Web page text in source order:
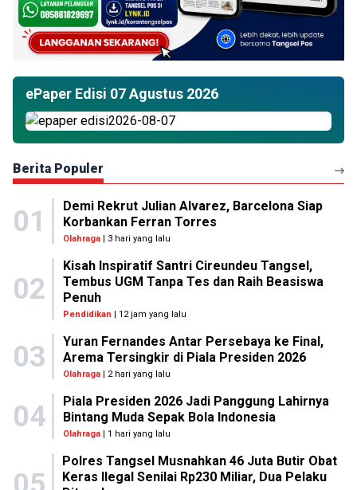
ePaper Edisi 07 Agustus 2026
Berita Populer
01
Demi Rekrut Julian Alvarez, Barcelona Siap
Korbankan Ferran Torres
Olahraga| 3 hari yang lalu
02
Kisah Inspiratif Santri Cireundeu Tangsel,
Tembus UGM Tanpa Tes dan Raih Beasiswa
Penuh
Pendidikan | 12 jam yang lalu
03
Yuran Fernandes Antar Persebaya ke Final,
Arema Tersingkir di Piala Presiden 2026
Olahraga| 2 hari yang lalu
04
Piala Presiden 2026 Jadi Panggung Lahirnya
Bintang Muda Sepak Bola Indonesia
Olahraga| 1 hari yang lalu
Polres Tangsel Musnahkan 46 Juta Butir Obat
Keras Ilegal Senilai Rp230 Miliar, Dua Pelaku